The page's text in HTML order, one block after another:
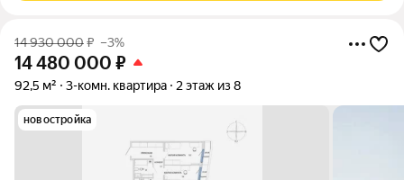
14 930 000₽ –3%
14 480 000 ₽
92,5 м² 3-комн. квартира 2 этаж из 8
новостройка